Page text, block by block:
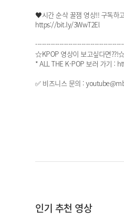
♥시간 순삭 꿀잼 영상!! 구독하
https://bit.ly/3WwT2El
☆KPOP 영상이 보고싶다면
* ALL THE K-POP 보러 가기 :
✅ 비즈니스 문의 :
인기 추천 영상